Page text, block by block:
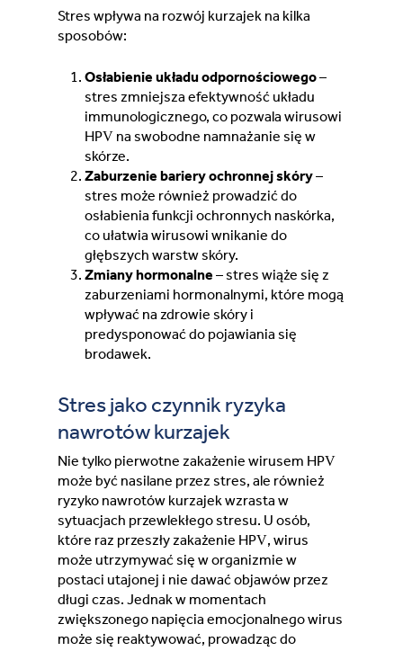
Stres wpływa na rozwój kurzajek na kilka
sposobów:
Osłabienie układu odpornościowego–
stres zmniejsza efektywność układu
immunologicznego, co pozwala wirusowi
HPV na swobodne namnażanie się w
skórze.
Zaburzenie bariery ochronnej skóry–
stres może również prowadzić do
osłabienia funkcji ochronnych naskórka,
co ułatwia wirusowi wnikanie do
głębszych warstw skóry.
Zmiany hormonalne – stres wiąże się z
zaburzeniami hormonalnymi, które mogą
wpływać na zdrowie skóry i
predysponować do pojawiania się
brodawek.
Stres jako czynnik ryzyka
nawrotów kurzajek
Nie tylko pierwotne zakażenie wirusem HPV
może być nasilane przez stres, ale również
ryzyko nawrotów kurzajek wzrasta w
sytuacjach przewlekłego stresu. U osób,
które raz przeszły zakażenie HPV, wirus
może utrzymywać się w organizmie w
postaci utajonej i nie dawać objawów przez
długi czas. Jednak w momentach
zwiększonego napięcia emocjonalnego wirus
może się reaktywować, prowadząc do